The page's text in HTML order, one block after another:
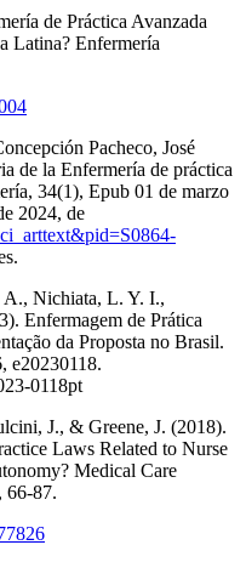
de Práctica Avanzada
Latina? Enfermería
Pacheco, José
de la Enfermería de práctica
34(1), Epub 01 de marzo
2024, de
A., Nichiata, L. Y. I.,
Enfermagem de Prática
da Proposta no Brasil.
e20230118.
0118pt
J., & Greene, J. (2018).
Laws Related to Nurse
Medical Care
66-87.